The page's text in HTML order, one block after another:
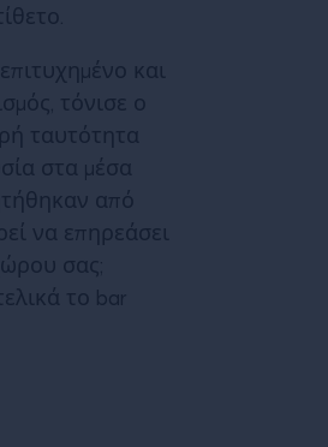
και
τόνισε ο
ταυτότητα
στα μέσα
από
να επηρεάσει
σας;
το bar